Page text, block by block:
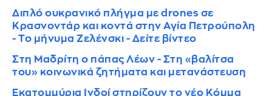
Διπλό ουκρανικό πλήγμα με drones σε
Κρασνοντάρ και κοντά στην Αγία Πετρούπολη
- Το μήνυμα Ζελένσκι - Δείτε βίντεο
Στη Μαδρίτη ο πάπας Λέων - Στη «βαλίτσα
του» κοινωνικά ζητήματα και μετανάστευση
Εκατομμύρια Ινδοί στηρίζουν το νέο Κόμμα